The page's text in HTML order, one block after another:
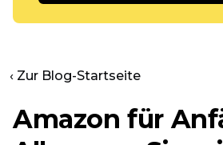
‹ Zur Blog-Startseite
Amazon für